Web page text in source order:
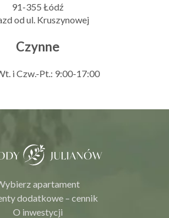
91-355 Łódź
od ul. Kruszynowej
Czynne
i Czw.-Pt.: 9:00-17:00
apartament
dodatkowe – cennik
O inwestycji